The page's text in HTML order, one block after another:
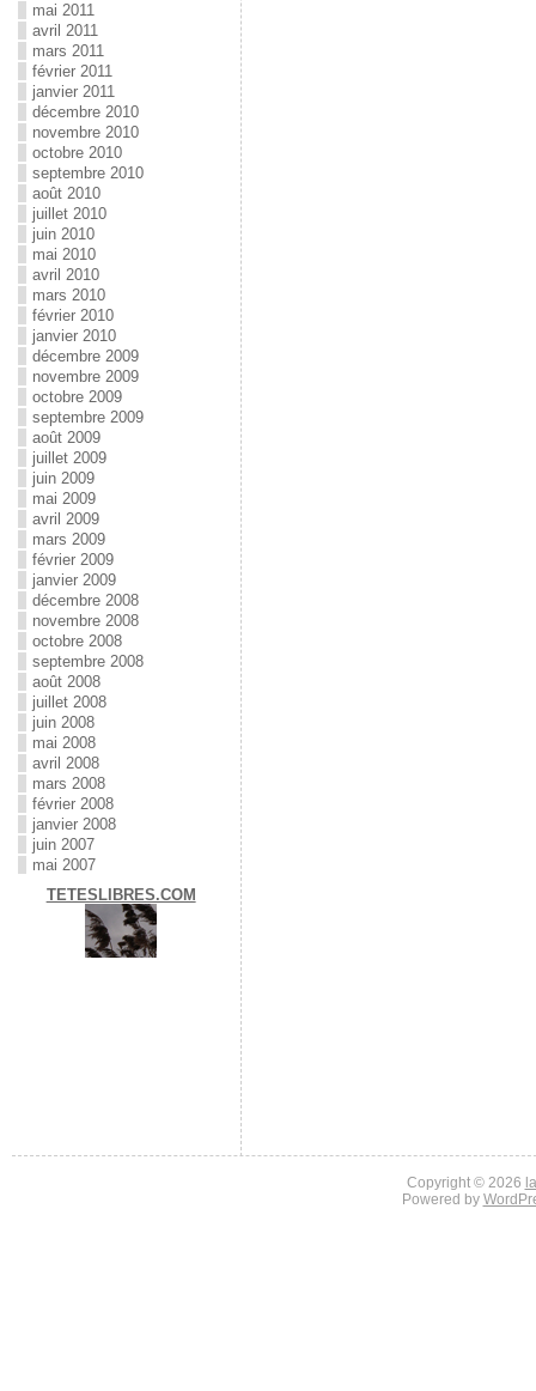
mai 2011
avril 2011
mars 2011
février 2011
janvier 2011
décembre 2010
novembre 2010
octobre 2010
septembre 2010
août 2010
juillet 2010
juin 2010
mai 2010
avril 2010
mars 2010
février 2010
janvier 2010
décembre 2009
novembre 2009
octobre 2009
septembre 2009
août 2009
juillet 2009
juin 2009
mai 2009
avril 2009
mars 2009
février 2009
janvier 2009
décembre 2008
novembre 2008
octobre 2008
septembre 2008
août 2008
juillet 2008
juin 2008
mai 2008
avril 2008
mars 2008
février 2008
janvier 2008
juin 2007
mai 2007
TETESLIBRES.COM
Copyright © 2026
Powered by